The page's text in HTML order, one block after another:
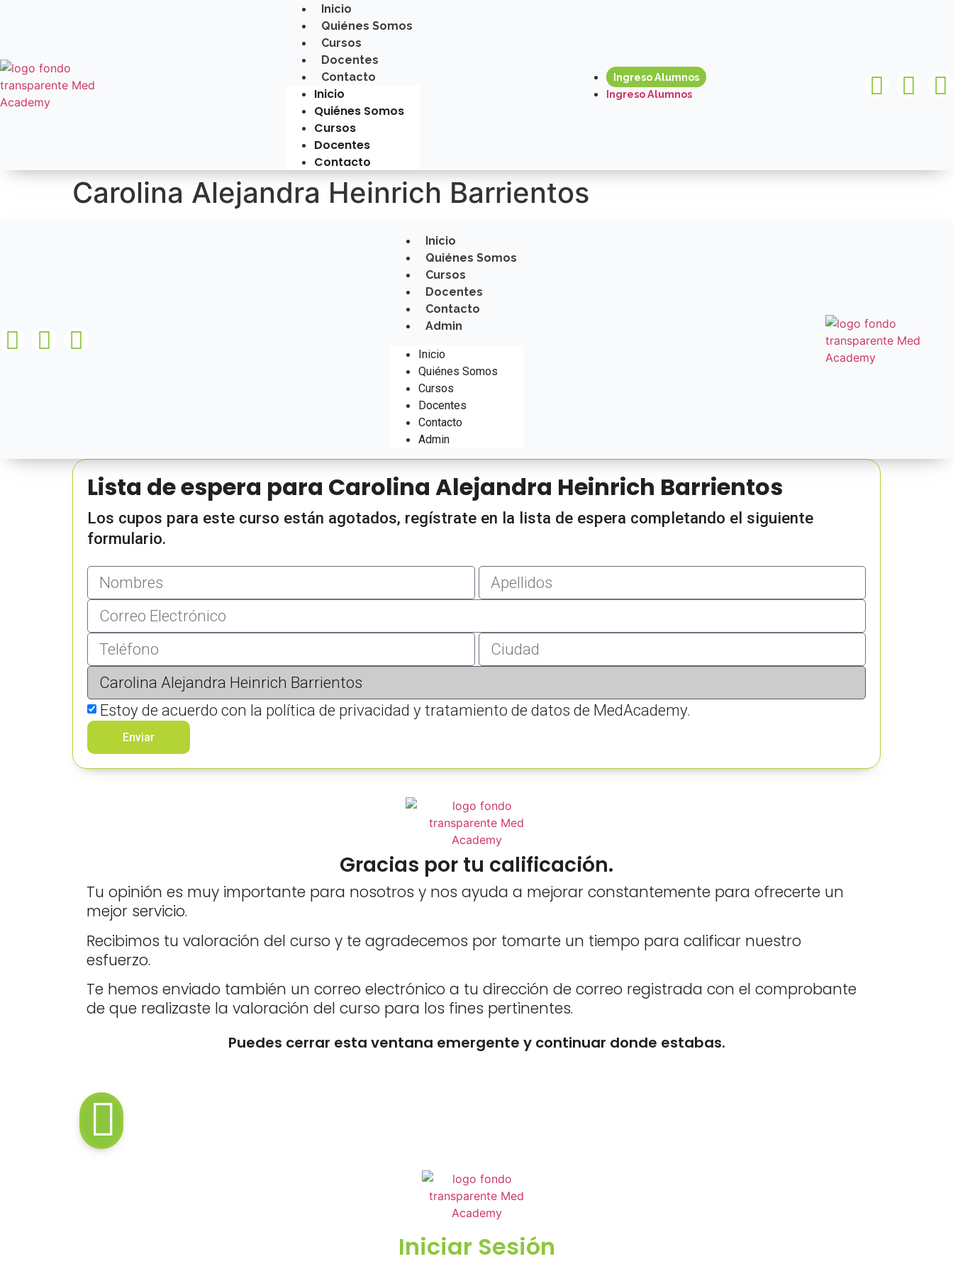
Inicio
Quiénes Somos
Cursos
Docentes
Contacto
Inicio
Quiénes Somos
Cursos
Docentes
Contacto
Ingreso Alumnos
Ingreso Alumnos
Carolina Alejandra Heinrich Barrientos
Inicio
Quiénes Somos
Cursos
Docentes
Contacto
Admin
Inicio
Quiénes Somos
Cursos
Docentes
Contacto
Admin
Lista de espera para Carolina Alejandra Heinrich Barrientos
Los cupos para este curso están agotados, regístrate en la lista de espera completando el siguiente
formulario.
Estoy de acuerdo con la política de privacidad y tratamiento de datos de MedAcademy.
Enviar
Gracias por tu calificación.
Tu opinión es muy importante para nosotros y nos ayuda a mejorar constantemente para ofrecerte un
mejor servicio.
Recibimos tu valoración del curso y te agradecemos por tomarte un tiempo para calificar nuestro
esfuerzo.
Te hemos enviado también un correo electrónico a tu dirección de correo registrada con el comprobante
de que realizaste la valoración del curso para los fines pertinentes.
Puedes cerrar esta ventana emergente y continuar donde estabas.
Iniciar Sesión